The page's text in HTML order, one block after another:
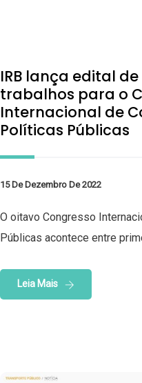
IRB lança edital
trabalhos para o
Internacional de
Políticas Públicas
15 De Dezembro De 2022
O oitavo Congresso
Públicas acontece entre
Leia Mais